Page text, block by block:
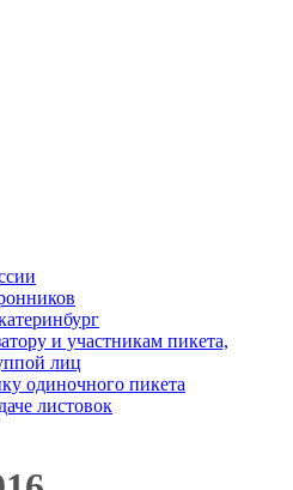
и участникам пикета,
лиц
одиночного пикета
листовок